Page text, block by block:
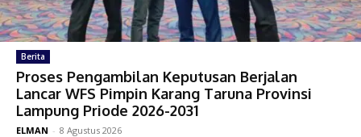
Berita
Proses Pengambilan Keputusan Berjalan
Lancar WFS Pimpin Karang Taruna Provinsi
Lampung Priode 2026-2031
ELMAN - 8 Agustus 2026